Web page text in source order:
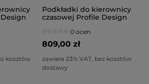
kosztów
Podkładki do kierownicy
czasowej Profile Design
0 ocen
809,00 zł
zawiera 23% VAT, bez kosztów
dostawy